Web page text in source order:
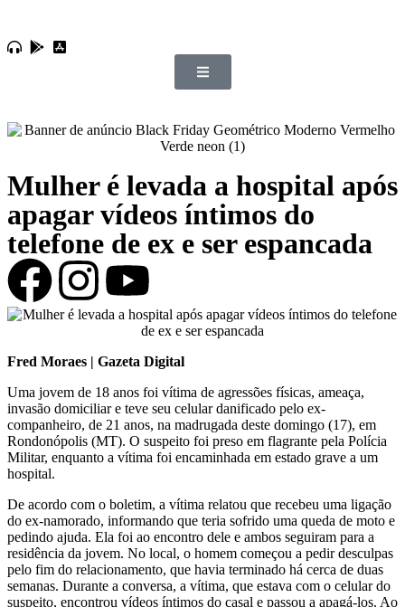
Mulher é levada a hospital após
apagar vídeos íntimos do
telefone de ex e ser espancada
Fred Moraes | Gazeta Digital
Uma jovem de 18 anos foi vítima de agressões físicas, ameaça,
invasão domiciliar e teve seu celular danificado pelo ex-
companheiro, de 21 anos, na madrugada deste domingo (17), em
Rondonópolis (MT). O suspeito foi preso em flagrante pela Polícia
Militar, enquanto a vítima foi encaminhada em estado grave a um
hospital.
De acordo com o boletim, a vítima relatou que recebeu uma ligação
do ex-namorado, informando que teria sofrido uma queda de moto e
pedindo ajuda. Ela foi ao encontro dele e ambos seguiram para a
residência da jovem. No local, o homem começou a pedir desculpas
pelo fim do relacionamento, que havia terminado há cerca de duas
semanas. Durante a conversa, a vítima, que estava com o celular do
suspeito, encontrou vídeos íntimos do casal e passou a apagá-los. Ao